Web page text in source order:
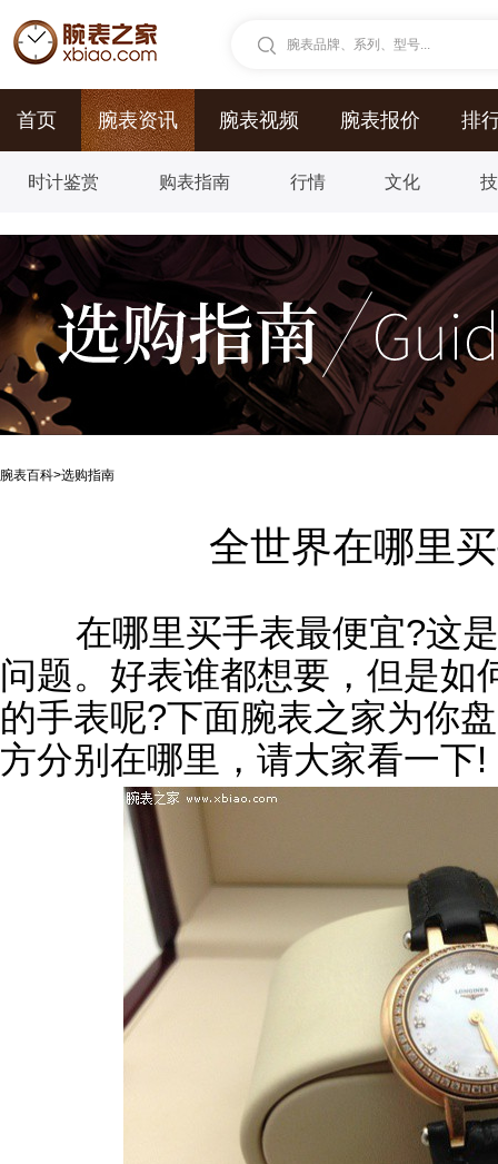
腕表品牌、系列、型号...
首页 腕表资讯 腕表视频 腕表报价 排
时计鉴赏 购表指南 行情 文化
腕表百科>选购指南
全世界在哪里
在哪里买手表最便宜?这
问题。好表谁都想要，但是如
的手表呢?下面腕表之家为你
方分别在哪里，请大家看一下!